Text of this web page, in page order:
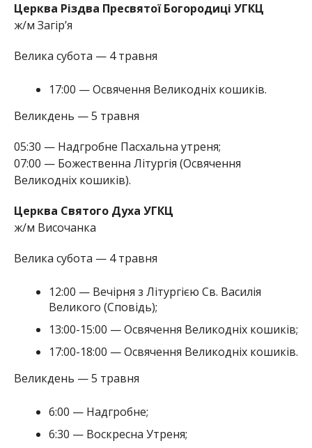
Церква Різдва Пресвятої Богородиці УГКЦ
ж/м Загір’я
Велика субота — 4 травня
17:00 — Освячення Великодніх кошиків.
Великдень — 5 травня
05:30 — Надгробне Пасхальна утреня;
07:00 — Божественна Літургія (Освячення
Великодніх кошиків).
Церква Святого Духа УГКЦ
ж/м Височанка
Велика субота — 4 травня
12:00 — Вечірня з Літургією Св. Василія
Великого (Сповідь);
13:00-15:00 — Освячення Великодніх кошиків;
17:00-18:00 — Освячення Великодніх кошиків.
Великдень — 5 травня
6:00 — Надгробне;
6:30 — Воскресна Утреня;